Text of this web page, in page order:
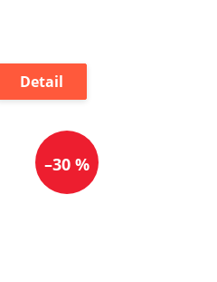
Detail
–30 %